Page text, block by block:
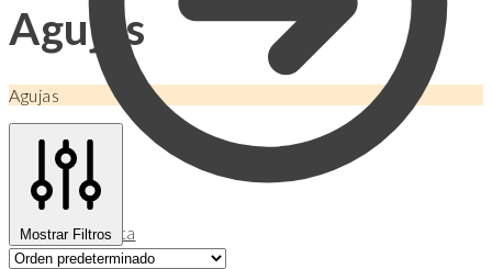
Mi Cuenta
Agujas
Agujas
Mostrar Filtros